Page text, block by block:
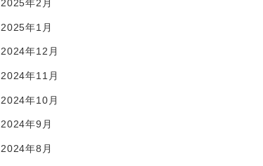
2025年2月
2025年1月
2024年12月
2024年11月
2024年10月
2024年9月
2024年8月